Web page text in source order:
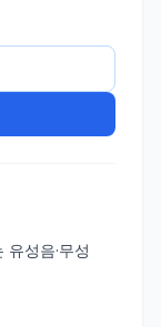
성음·무성